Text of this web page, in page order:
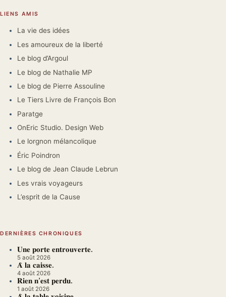
LIENS AMIS
La vie des idées
Les amoureux de la liberté
Le blog d’Argoul
Le blog de Nathalie MP
Le blog de Pierre Assouline
Le Tiers Livre de François Bon
Paratge
OnEric Studio. Design Web
Le lorgnon mélancolique
Éric Poindron
Le blog de Jean Claude Lebrun
Les vrais voyageurs
L’esprit de la Cause
DERNIÈRES CHRONIQUES
𝐔𝐧𝐞 𝐩𝐨𝐫𝐭𝐞 𝐞𝐧𝐭𝐫𝐨𝐮𝐯𝐞𝐫𝐭𝐞.
5 août 2026
𝐀̀ 𝐥𝐚 𝐜𝐚𝐢𝐬𝐬𝐞.
4 août 2026
𝐑𝐢𝐞𝐧 𝐧’𝐞𝐬𝐭 𝐩𝐞𝐫𝐝𝐮.
1 août 2026